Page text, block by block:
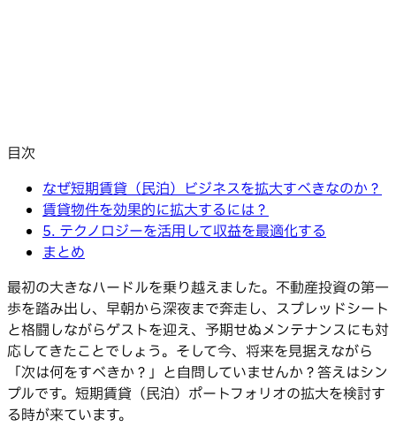
目次
なぜ短期賃貸（民泊）ビジネスを拡大すべきなのか？
賃貸物件を効果的に拡大するには？
5. テクノロジーを活用して収益を最適化する
まとめ
最初の大きなハードルを乗り越えました。不動産投資の第一
歩を踏み出し、早朝から深夜まで奔走し、スプレッドシート
と格闘しながらゲストを迎え、予期せぬメンテナンスにも対
応してきたことでしょう。そして今、将来を見据えながら
「次は何をすべきか？」と自問していませんか？答えはシン
プルです。短期賃貸（民泊）ポートフォリオの拡大を検討す
る時が来ています。